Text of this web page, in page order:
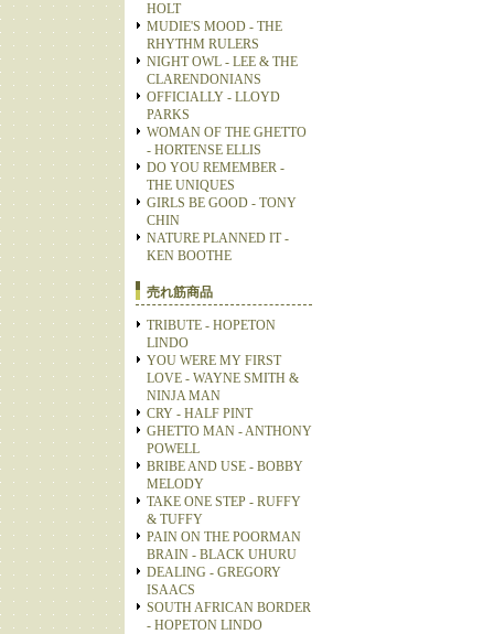
HOLT
MUDIE'S MOOD - THE
RHYTHM RULERS
NIGHT OWL - LEE & THE
CLARENDONIANS
OFFICIALLY - LLOYD
PARKS
WOMAN OF THE GHETTO
- HORTENSE ELLIS
DO YOU REMEMBER -
THE UNIQUES
GIRLS BE GOOD - TONY
CHIN
NATURE PLANNED IT -
KEN BOOTHE
売れ筋商品
TRIBUTE - HOPETON
LINDO
YOU WERE MY FIRST
LOVE - WAYNE SMITH &
NINJA MAN
CRY - HALF PINT
GHETTO MAN - ANTHONY
POWELL
BRIBE AND USE - BOBBY
MELODY
TAKE ONE STEP - RUFFY
& TUFFY
PAIN ON THE POORMAN
BRAIN - BLACK UHURU
DEALING - GREGORY
ISAACS
SOUTH AFRICAN BORDER
- HOPETON LINDO